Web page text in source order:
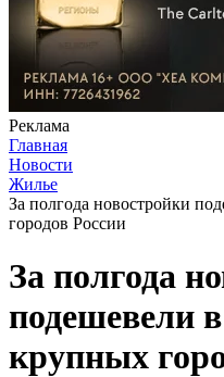
Реклама
Главная
Новости
Жилье
За полгода новостройки
городов России
За полгода
подешевели
крупных